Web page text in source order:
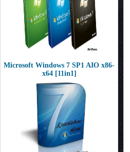
Microsoft Windows 7 SP1 AIO x86-
x64 [11in1]